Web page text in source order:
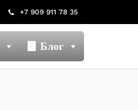
+7 909 911 78 35
Блог